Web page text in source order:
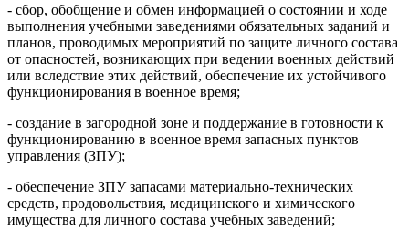
- сбор, обобщение и обмен информацией о состоянии и ходе
выполнения учебными заведениями обязательных заданий и
планов, проводимых мероприятий по защите личного состава
от опасностей, возникающих при ведении военных действий
или вследствие этих действий, обеспечение их устойчивого
функционирования в военное время;
- создание в загородной зоне и поддержание в готовности к
функционированию в военное время запасных пунктов
управления (ЗПУ);
- обеспечение ЗПУ запасами материально-технических
средств, продовольствия, медицинского и химического
имущества для личного состава учебных заведений;